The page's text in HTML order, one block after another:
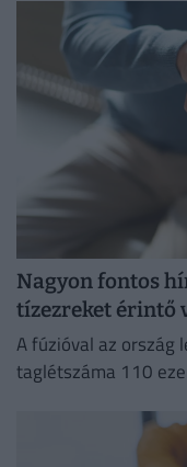
Nagyon fontos
tízezreket érintő
A fúzióval az ország
taglétszáma 110